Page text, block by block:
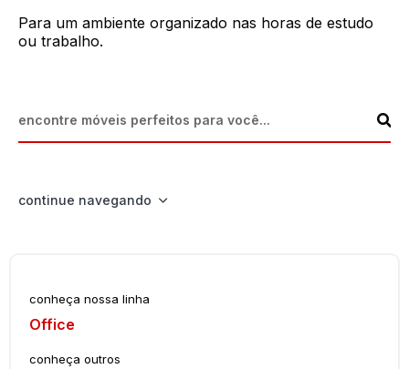
Para um ambiente organizado nas horas de estudo
ou trabalho.
continue navegando
conheça nossa linha
Office
conheça outros